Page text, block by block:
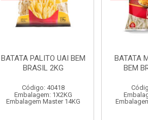
BATATA PALITO UAI BEM
BRASIL 2KG
Código: 40418
Embalagem: 1X2KG
Embalagem Master 14KG
BATATA
BEM